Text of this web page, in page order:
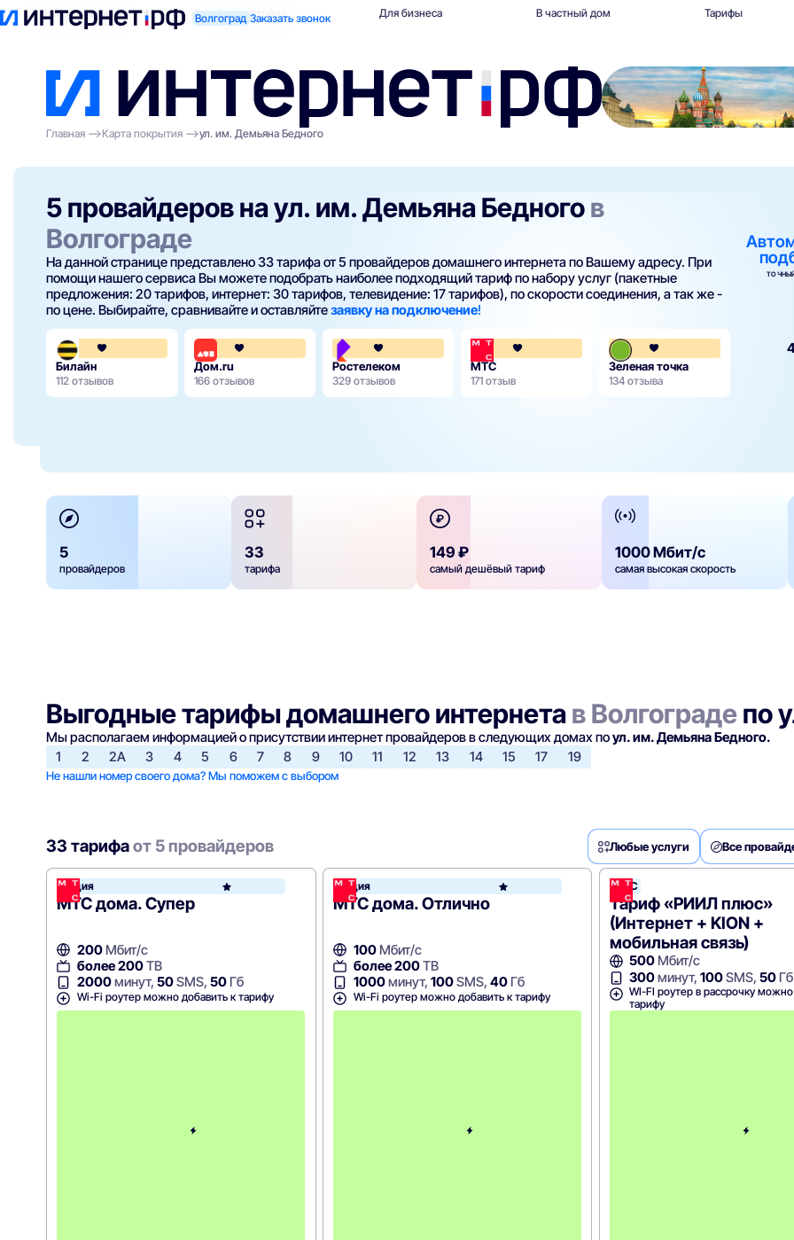
Волгоград Заказать звонок
Поиск по адресу Для квартиры Для бизнеса В частный дом Тарифы
Главная
Карта покрытия ул. им. Демьяна Бедного
5 провайдеров на ул. им. Демьяна Бедногов
Волгограде
На данной странице представлено 33 тарифа от 5 провайдеров домашнего интернета по Вашему адресу. При
помощи нашего сервиса Вы можете подобрать наиболее подходящий тариф по набору услуг (пакетные
предложения: 20 тарифов, интернет: 30 тарифов, телевидение: 17 тарифов), по скорости соединения, а так же -
по цене. Выбирайте, сравнивайте и оставляйтезаявку на подключение!
3.6
Билайн
112 отзывов
4.3
Дом.ru
166 отзывов
3.8
Ростелеком
329 отзывов
4.1
МТС
171 отзыв
Зеленая точка
134 отзыва
5
провайдеров
33
тарифа
149 ₽
самый дешёвый тариф
1000 Мбит/с
самая высокая скорость
Выгодные тарифы домашнего интернетав Волгоградепо
Мы располагаем информацией о присутствии интернет провайдеров в следующих домах поул. им. Демьяна Бедного.
1
2 2А 3 4 5 6 7 8 9 10 11 12 13 14 15 17 19
Не нашли номер своего дома? Мы поможем с выбором
33 тарифаот 5 провайдеров Любые услуги Все
Акция МТС
МТС дома. Супер
200Мбит/с
более 200ТВ
2000минут, 50SMS, 50Гб
Wi-Fi роутер можно добавить к тарифу
Акция МТС
МТС дома. Отлично
100Мбит/с
более 200ТВ
1000минут, 100SMS, 40Гб
Wi-Fi роутер можно добавить к тарифу
МТС
Тариф «РИИЛ плюс»
(Интернет + KION +
мобильная связь)
500 Мбит/с
300минут,100SMS,50 Гб
WI-FI роутер в рассрочку
тарифу